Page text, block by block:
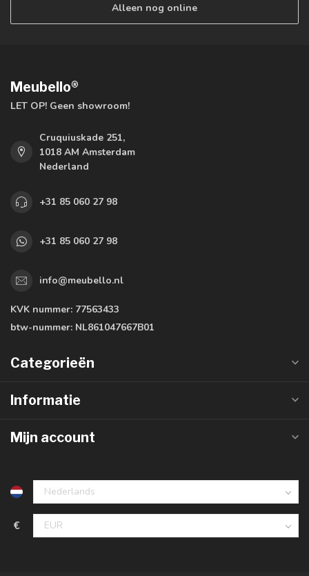
Alleen nog online
Meubello®
LET OP! Geen showroom!
Cruquiuskade 251,
1018 AM Amsterdam
Nederland
+31 85 060 27 98
+31 85 060 27 98
info@meubello.nl
KVK nummer: 77563433
btw-nummer: NL861047667B01
Categorieën
Informatie
Mijn account
€